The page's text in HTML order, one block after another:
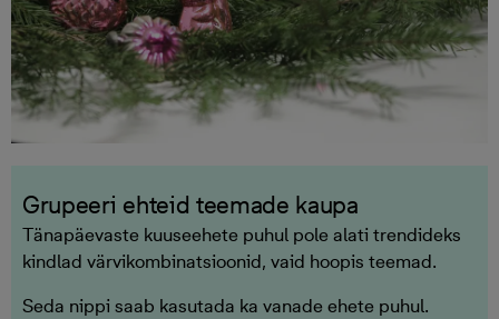
Grupeeri ehteid teemade kaupa
Tänapäevaste kuuseehete puhul pole alati trendideks
kindlad värvikombinatsioonid, vaid hoopis teemad.
Seda nippi saab kasutada ka vanade ehete puhul.